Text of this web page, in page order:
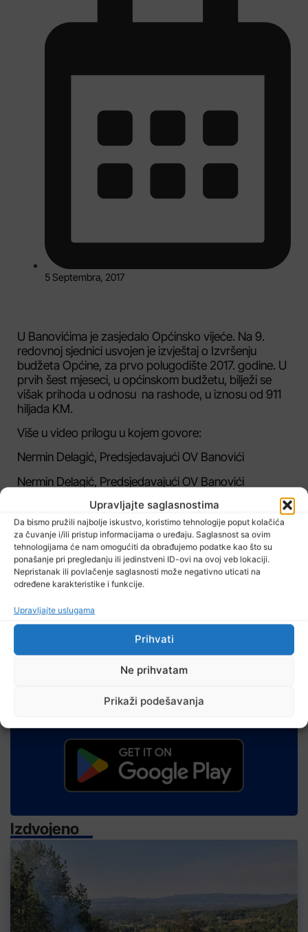
Upravljajte saglasnostima
Da bismo pružili najbolje iskustvo, koristimo tehnologije poput kolačića
za čuvanje i/ili pristup informacijama o uređaju. Saglasnost sa ovim
tehnologijama će nam omogućiti da obrađujemo podatke kao što su
ponašanje pri pregledanju ili jedinstveni ID-ovi na ovoj veb lokaciji.
Nepristanak ili povlačenje saglasnosti može negativno uticati na
određene karakteristike i funkcije.
Upravljajte uslugama
Prihvati
Ne prihvatam
Prikaži podešavanja
5 Septembra, 2017
U Banovićima je zasjedalo Općinsko vijeće. Na 9.
redovnoj sjednici usvojen je izvještaj o Izvršenju
budžeta Općine, za prvo polugodište 2017. godine. U
prvih šest mjeseci, u općinskom budžetu, bilježi se
višak prihoda u odnosu na rashode, u iznosu od 911
hiljada KM.
Više u video prilogu u kojem govore:
Nermin Delagić, Predsjedavajući OV Banovići
Nermin Delagić, Predsjedavajući OV Banovići
Nermin Delagić, Predsjedavajući OV Banovići
Novinar: Edin Kovačević
Snimatelj i montaža: Fikret Kerić
Dijeliti
RTVTK aplikaciju za Android telefone možete preuzeti
Izdvojeno